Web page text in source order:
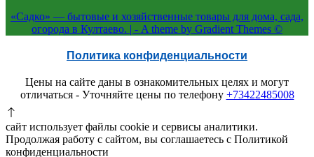
«Садко» — бытовые и хозяйственные товары для дома, сада,
огорода в Култаево. | - A theme by Gradient Themes ©
Политика конфиденциальности
Цены на сайте даны в ознакомительных целях и могут
отличаться - Уточняйте цены по телефону +73422485008
сайт использует файлы cookie и сервисы аналитики.
Продолжая работу с сайтом, вы соглашаетесь с Политикой
конфиденциальности